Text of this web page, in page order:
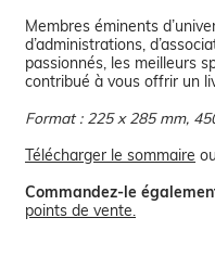
Membres éminents
d’administrations,
passionnés, les meilleurs
contribué à vous offrir un
Format : 225 x 285 mm,
Télécharger le sommaire
Commandez-le
points de vente.